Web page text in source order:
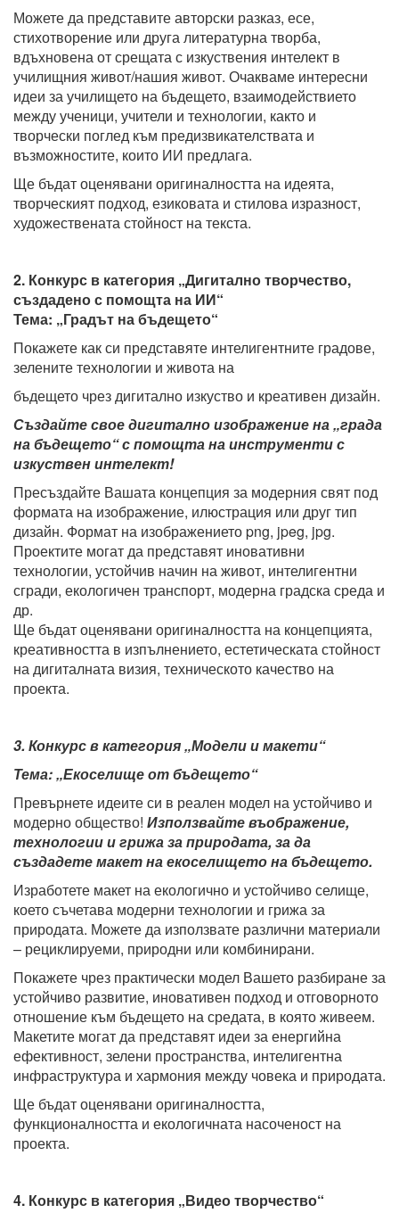
Можете да представите авторски разказ, есе,
стихотворение или друга литературна творба,
вдъхновена от срещата с изкуствения интелект в
училищния живот/нашия живот. Очакваме интересни
идеи за училището на бъдещето, взаимодействието
между ученици, учители и технологии, както и
творчески поглед към предизвикателствата и
възможностите, които ИИ предлага.
Ще бъдат оценявани оригиналността на идеята,
творческият подход, езиковата и стилова изразност,
художествената стойност на текста.
2. Конкурс в категория „Дигитално творчество,
създадено с помощта на ИИ“
Тема: „Градът на бъдещето“
Покажете как си представяте интелигентните градове,
зелените технологии и живота на
бъдещето чрез дигитално изкуство и креативен дизайн.
Създайте свое дигитално изображение на „града
на бъдещето“ с помощта на инструменти с
изкуствен интелект!
Пресъздайте Вашата концепция за модерния свят под
формата на изображение, илюстрация или друг тип
дизайн. Формат на изображението png, jpeg, jpg.
Проектите могат да представят иновативни
технологии, устойчив начин на живот, интелигентни
сгради, екологичен транспорт, модерна градска среда и
др.
Ще бъдат оценявани оригиналността на концепцията,
креативността в изпълнението, естетическата стойност
на дигиталната визия, техническото качество на
проекта.
3. Конкурс в категория „Модели и макети“
Тема: „Екоселище от бъдещето“
Превърнете идеите си в реален модел на устойчиво и
модерно общество! Използвайте въображение,
технологии и грижа за природата, за да
създадете макет на екоселището на бъдещето.
Изработете макет на екологично и устойчиво селище,
което съчетава модерни технологии и грижа за
природата. Можете да използвате различни материали
– рециклируеми, природни или комбинирани.
Покажете чрез практически модел Вашето разбиране за
устойчиво развитие, иновативен подход и отговорното
отношение към бъдещето на средата, в която живеем.
Макетите могат да представят идеи за енергийна
ефективност, зелени пространства, интелигентна
инфраструктура и хармония между човека и природата.
Ще бъдат оценявани оригиналността,
функционалността и екологичната насоченост на
проекта.
4. Конкурс в категория „Видео творчество“